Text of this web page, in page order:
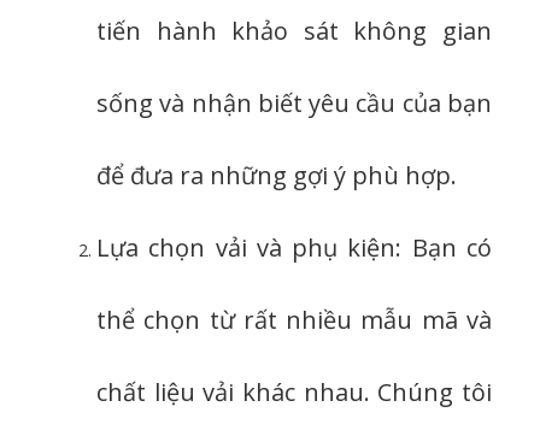
tiến hành khảo sát không gian
sống và nhận biết yêu cầu của bạn
để đưa ra những gợi ý phù hợp.
Lựa chọn vải và phụ kiện: Bạn có
thể chọn từ rất nhiều mẫu mã và
chất liệu vải khác nhau. Chúng tôi